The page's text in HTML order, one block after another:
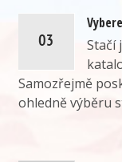
Stačí
Samozřejmě
ohledně výběru